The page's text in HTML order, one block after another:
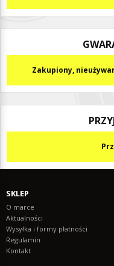
Zakupiony,
SKLEP
O marce
Aktualności
Wysyłka i formy płatności
Regulamin
Kontakt